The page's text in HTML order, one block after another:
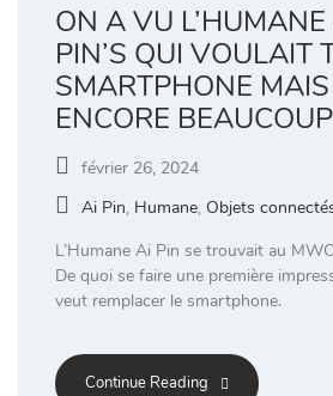
ON A VU
PIN’S QUI VOULAIT
SMARTPHONE
ENCORE
février 26, 2024
Ai Pin, Humane, Objets
L’Humane Ai Pin se trouvait au
De quoi se faire une première
veut remplacer le smartphone.
Continue Reading